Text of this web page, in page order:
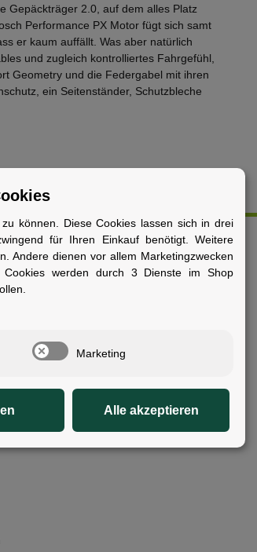
Gepäckträger 2.0, auf dem alles Platz
Performance PX Motor fügt sich samt
er kaum auffällt. Was aber natürlich
und zugleich kontrolliertes Fahrgefühl,
Geometry und die Federgabel mit ihren
ein Seitenständer, Schutzbleche
DC
können. Diese Cookies lassen sich in drei
für Ihren Einkauf benötigt. Weitere
Andere dienen vor allem Marketingzwecken
werden durch 3 Dienste im Shop
Marketing
Alle akzeptieren